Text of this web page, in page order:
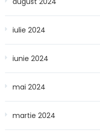
iulie 2024
iunie 2024
mai 2024
martie 2024